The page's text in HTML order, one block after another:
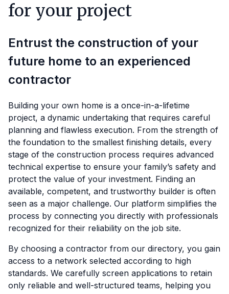
for your project
Entrust the construction of your
future home to an experienced
contractor
Building your own home is a once-in-a-lifetime
project, a dynamic undertaking that requires careful
planning and flawless execution. From the strength of
the foundation to the smallest finishing details, every
stage of the construction process requires advanced
technical expertise to ensure your family’s safety and
protect the value of your investment. Finding an
available, competent, and trustworthy builder is often
seen as a major challenge. Our platform simplifies the
process by connecting you directly with professionals
recognized for their reliability on the job site.
By choosing a contractor from our directory, you gain
access to a network selected according to high
standards. We carefully screen applications to retain
only reliable and well-structured teams, helping you